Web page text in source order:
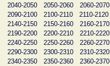
2040-2050
2050-2060 2060-2070
2090-2100
2100-2110 2110-2120
2140-2150
2150-2160 2160-2170
2190-2200
2200-2210 2210-2220
2240-2250
2250-2260 2260-2270
2290-2300
2300-2310 2310-2320
2340-2350
2350-2360 2360-2370